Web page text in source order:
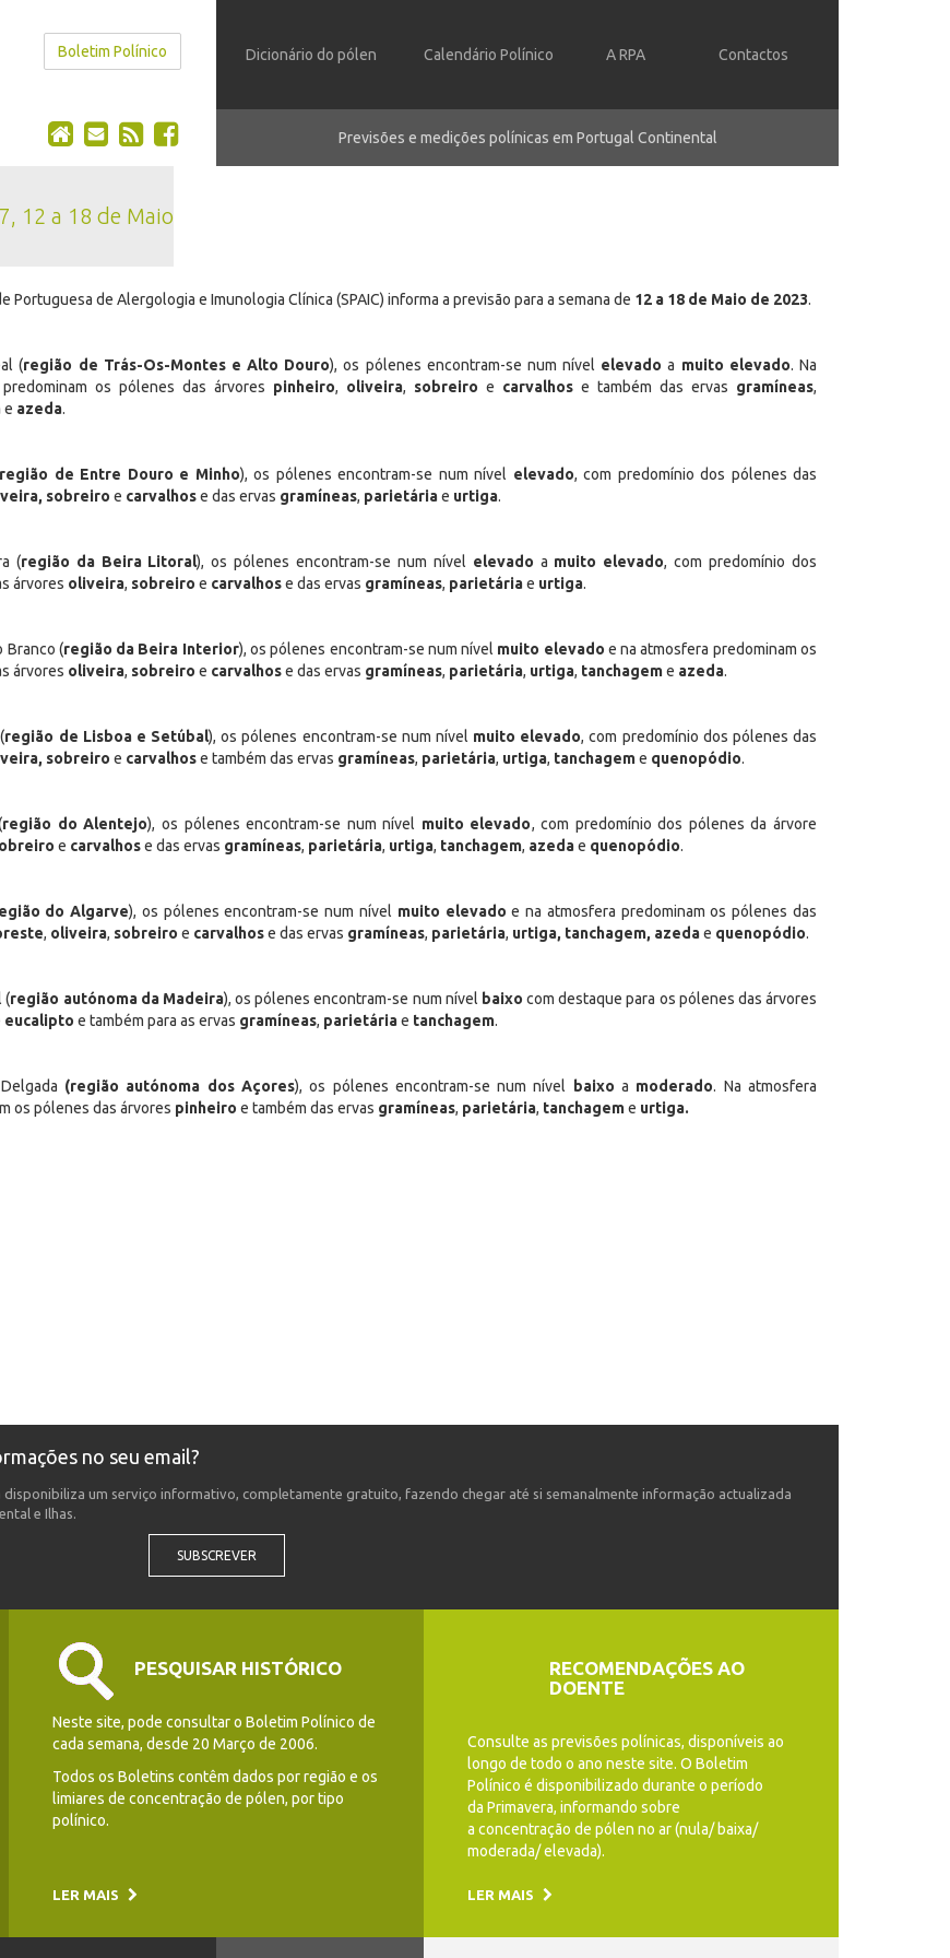
Boletim Polínico Dicionário do pólen Calendário Polínico A RPA Contactos
Previsões e medições polínicas em Portugal Continental
12 a 18 de Maio
Portuguesa de Alergologia e Imunologia Clínica (SPAIC) informa a previsão para a semana de 12 a 18 de Maio de 2023.
(região de Trás-Os-Montes e Alto Douro), os pólenes encontram-se num nível elevado a muito elevado. Na
os pólenes das árvores pinheiro, oliveira, sobreiro e carvalhos e também das ervas gramíneas,
e azeda.
região de Entre Douro e Minho), os pólenes encontram-se num nível elevado, com predomínio dos pólenes das
sobreiro e carvalhose das ervas gramíneas, parietáriae urtiga.
(região da Beira Litoral), os pólenes encontram-se num nível elevado a muito elevado, com predomínio dos
árvores oliveira, sobreiro e carvalhose das ervas gramíneas, parietáriae urtiga.
Branco (região da Beira Interior), os pólenes encontram-se num nível muito elevado e na atmosfera predominam os
árvores oliveira, sobreiro e carvalhose das ervas gramíneas, parietária, urtiga, tanchageme azeda.
região de Lisboa e Setúbal), os pólenes encontram-se num nível muito elevado, com predomínio dos pólenes das
sobreiro e carvalhose também das ervas gramíneas, parietária, urtiga, tanchageme quenopódio.
região do Alentejo), os pólenes encontram-se num nível muito elevado, com predomínio dos pólenes da árvore
e carvalhose das ervas gramíneas, parietária, urtiga, tanchagem, azedae quenopódio.
do Algarve), os pólenes encontram-se num nível muito elevado e na atmosfera predominam os pólenes das
, oliveira, sobreiro e carvalhose das ervas gramíneas, parietária, urtiga, tanchagem, azedae quenopódio.
(região autónoma da Madeira), os pólenes encontram-se num nível baixocom destaque para os pólenes das árvores
eucalipto e também para as ervas gramíneas, parietáriae tanchagem.
(região autónoma dos Açores), os pólenes encontram-se num nível baixoa moderado. Na atmosfera
os pólenes das árvores pinheiro e também das ervas gramíneas, parietária, tanchageme urtiga.
no seu email?
um serviço informativo, completamente gratuito, fazendo chegar até si semanalmente informação actualizada
e Ilhas.
SUBSCREVER
PESQUISAR HISTÓRICO
Neste site, pode consultar o Boletim Polínico de
cada semana, desde 20 Março de 2006.
Todos os Boletins contêm dados por região e os
limiares de concentração de pólen, por tipo
polínico.
LER MAIS
RECOMENDAÇÕES AO
DOENTE
Consulte as previsões polínicas, disponíveis ao
longo de todo o ano neste site. O Boletim
Polínico é disponibilizado durante o período
da Primavera, informando sobre
a concentração de pólen no ar (nula/ baixa/
moderada/ elevada).
LER MAIS